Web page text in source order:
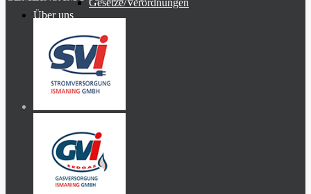
Gesetze/Verordnungen
Über uns
Karriere
Engagement
Kontakt